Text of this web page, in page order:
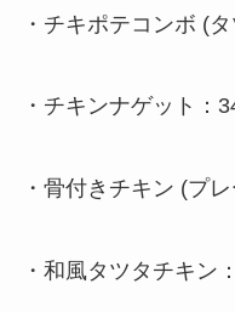
・ チキポテコンボ (
・ チキンナゲット：
・ 骨付きチキン (プ
・ 和風タツタチキン